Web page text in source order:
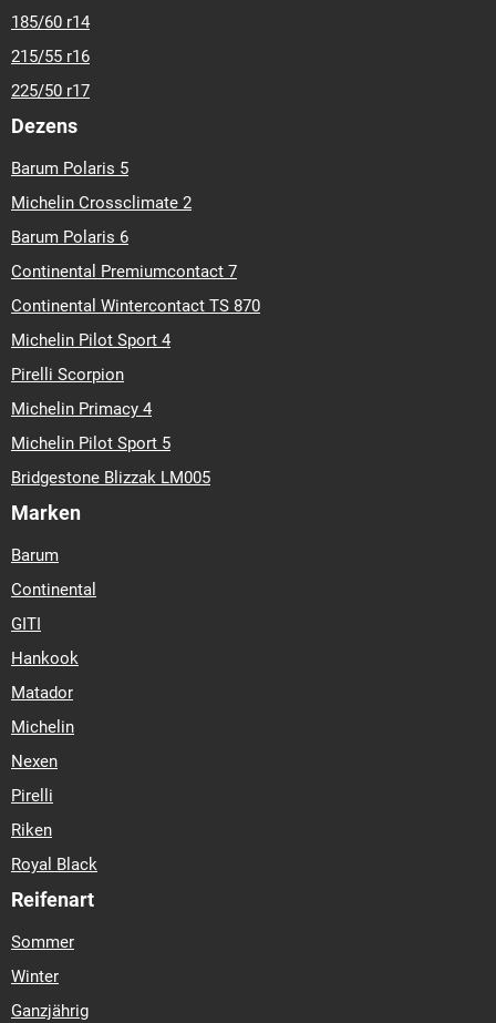
185/60 r14
215/55 r16
225/50 r17
Dezens
Barum Polaris 5
Michelin Crossclimate 2
Barum Polaris 6
Continental Premiumcontact 7
Continental Wintercontact TS 870
Michelin Pilot Sport 4
Pirelli Scorpion
Michelin Primacy 4
Michelin Pilot Sport 5
Bridgestone Blizzak LM005
Marken
Barum
Continental
GITI
Hankook
Matador
Michelin
Nexen
Pirelli
Riken
Royal Black
Reifenart
Sommer
Winter
Ganzjährig